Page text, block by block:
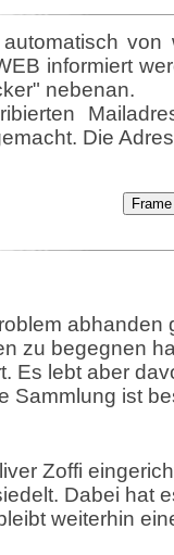
von
informiert
nebenan.
Die
abhanden
zu begegnen
Es lebt aber
Sammlung ist
Zoffi
Dabei hat
weiterhin